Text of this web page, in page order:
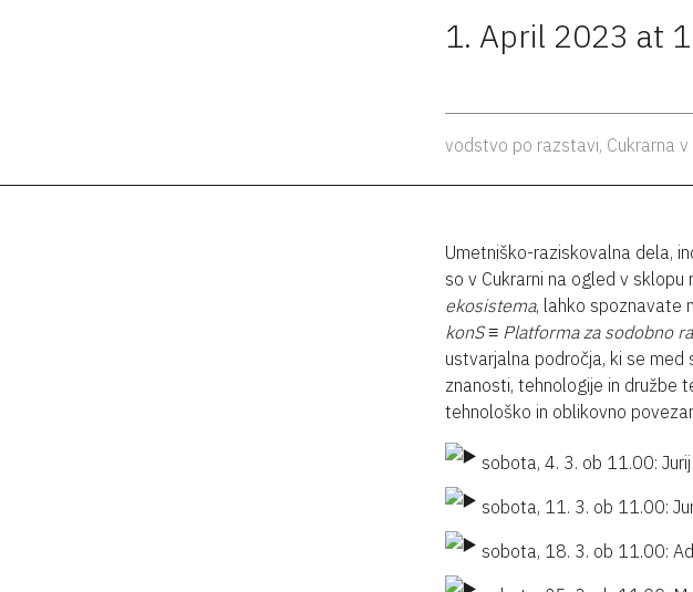
1. April 2023 at
vodstvo po razstavi, Cukrarna v
Umetniško-raziskovalna dela,
so v Cukrarni na ogled v sklopu
ekosistema, lahko spoznavate
konS ≡ Platforma za sodobno
ustvarjalna področja, ki se
znanosti, tehnologije in družbe
tehnološko in oblikovno
sobota, 4. 3. ob 11.00:
sobota, 11. 3. ob 11.00:
sobota, 18. 3. ob 11.00: